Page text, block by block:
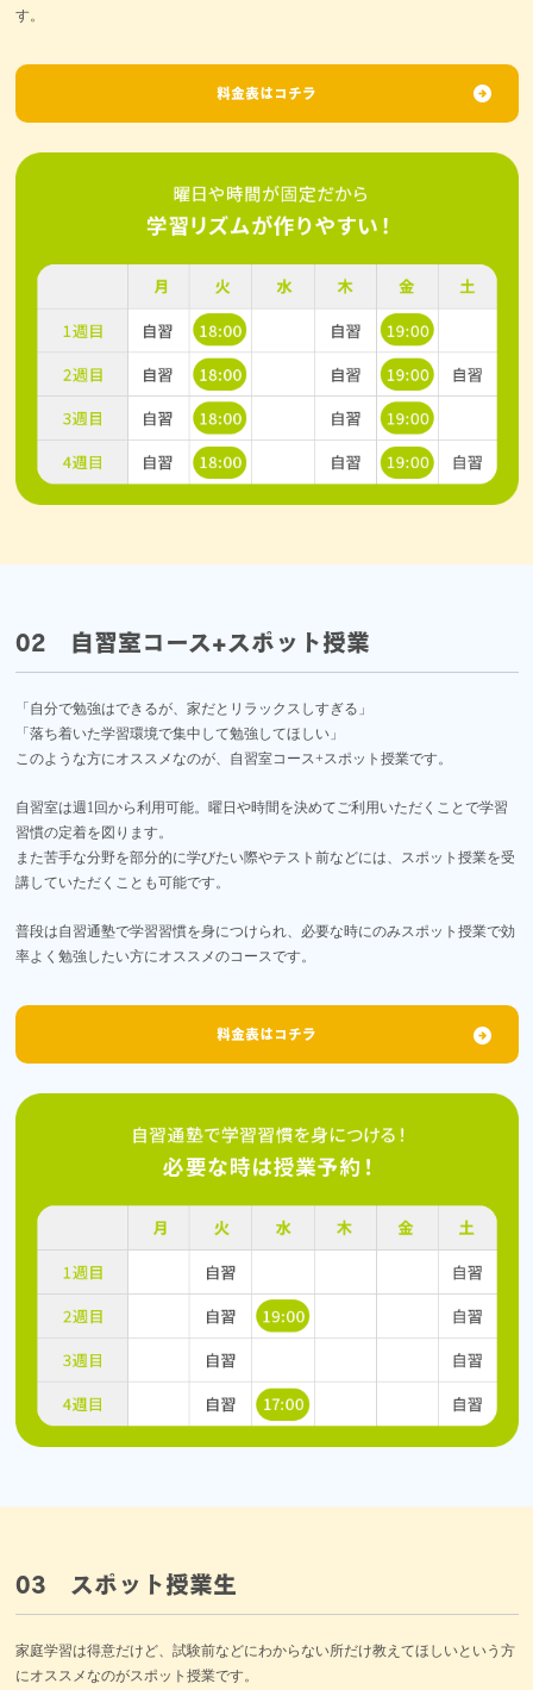
す。
料金表はコチラ
02 自習室コース+スポット授業
「自分で勉強はできるが、家だとリラックスしすぎる」
「落ち着いた学習環境で集中して勉強してほしい」
このような方にオススメなのが、自習室コース+スポット授業です。
自習室は週1回から利用可能。曜日や時間を決めてご利用いただくことで学習
習慣の定着を図ります。
また苦手な分野を部分的に学びたい際やテスト前などには、スポット授業を受
講していただくことも可能です。
普段は自習通塾で学習習慣を身につけられ、必要な時にのみスポット授業で効
率よく勉強したい方にオススメのコースです。
料金表はコチラ
03 スポット授業生
家庭学習は得意だけど、試験前などにわからない所だけ教えてほしいという方
にオススメなのがスポット授業です。